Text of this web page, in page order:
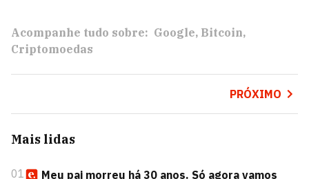
Acompanhe tudo sobre: Google Bitcoin
Criptomoedas
PRÓXIMO
Mais lidas
01
Meu pai morreu há 30 anos. Só agora vamos